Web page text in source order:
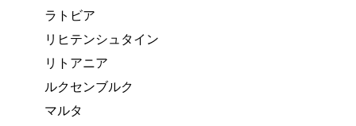
ラトビア
リヒテンシュタイン
リトアニア
ルクセンブルク
マルタ